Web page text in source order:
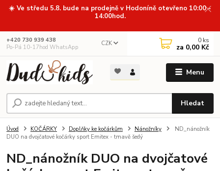
☀️ Ve středu 5.8. bude na prodejně v Hodoníně otevřeno 10:00 -
14:00hod.
Menu
CZK
Hledat
+420 730 939 438
Po-Pá 10-17hod WhatsApp
0 ks
za 0,00 Kč
Úvod KOČÁRKY Doplňky ke kočárkům Nánožníky
ND_nánožník
DUO na dvojčatové kočárky sport Emitex - tmavě šedý
ND_nánožník DUO na dvojčatové